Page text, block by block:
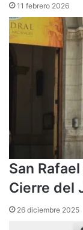
11 febrero 2026
San
Cierre del
26 diciembre 2025